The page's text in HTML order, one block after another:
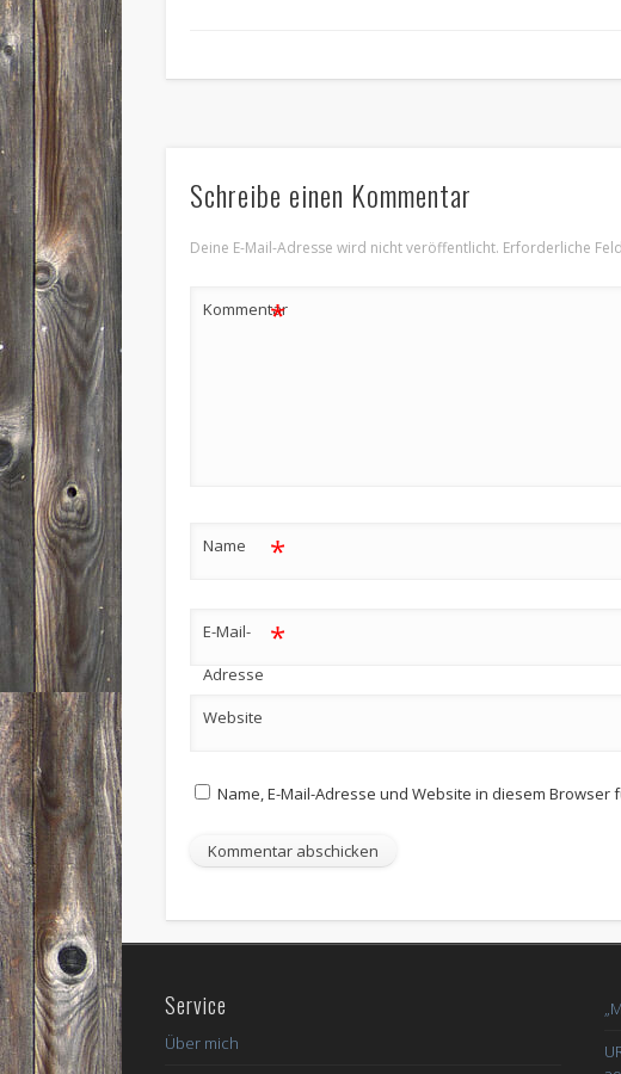
Schreibe einen Kommentar
Deine E-Mail-Adresse wird nicht veröffentlicht. Erforderliche
Kommentar
*
Name *
E-Mail-
Adresse
*
Website
Name, E-Mail-Adresse und Website in diesem
Service
Über mich